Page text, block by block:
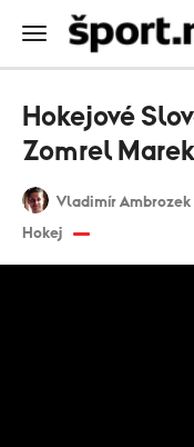
Vladimír Ambrozek
Hokej
Hokejové
Zomrel